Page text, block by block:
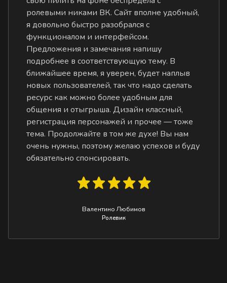
ролевыми никами ВК. Сайт вполне удобный,
я довольно быстро разобрался с
функционалом и интерфейсом.
Предложения и замечания напишу
подробнее в соответствующую тему. В
ближайшее время, я уверен, будет наплыв
новых пользователей, так что надо сделать
ресурс как можно более удобным для
общения и отыгрыша. Дизайн классный,
регистрация персонажей и прочее — тоже
тема. Продолжайте в том же духе! Вы нам
очень нужны, поэтому желаю успехов и буду
обязательно спонсировать.
Валентино Любимов
Ролевик